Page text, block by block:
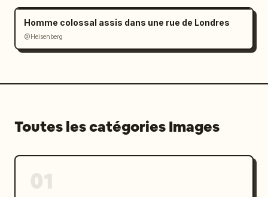
Homme colossal assis dans une rue de Londres
@Heisenberg
Toutes les catégories Images